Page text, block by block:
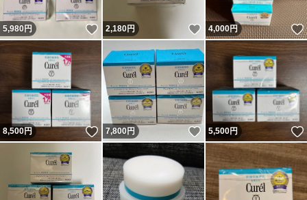
5,980円 いいね！
2,180円 いいね！
4,000円
8,500円 いいね！
7,800円 いいね！
5,500円